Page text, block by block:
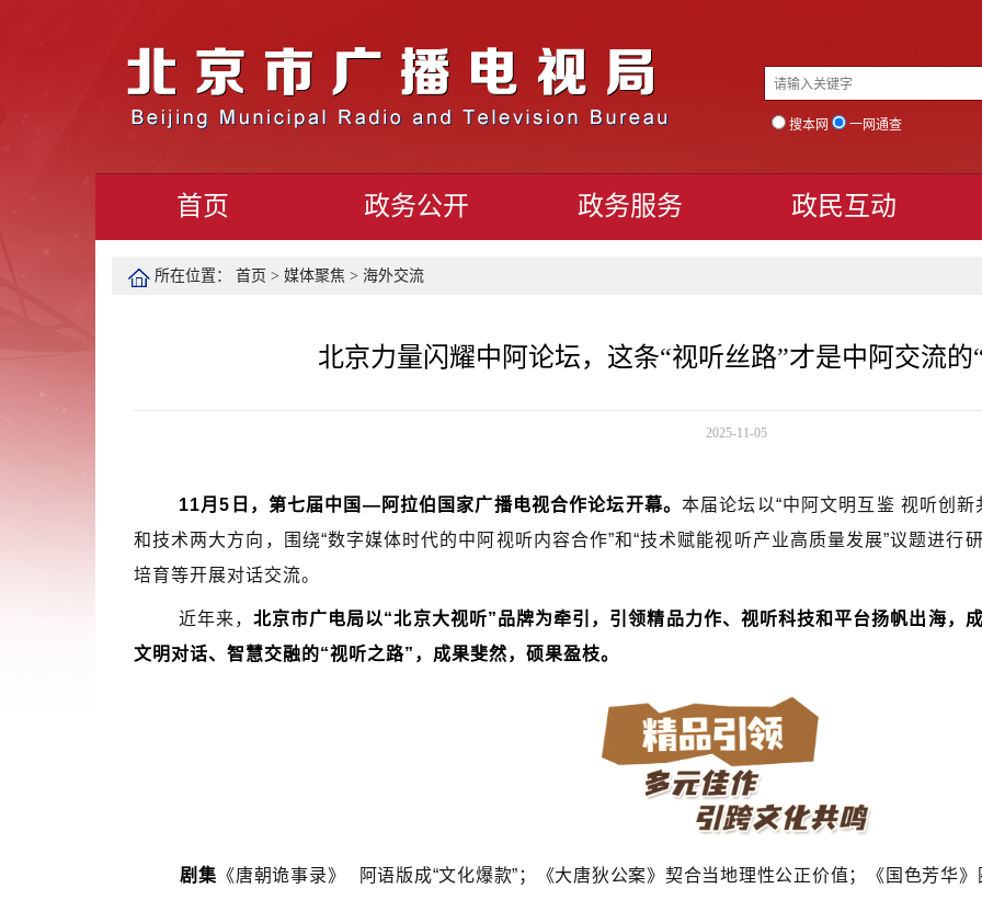
搜本网 一网通查
首页 政务公开 政务服务 政民互动
所在位置： 首页 > 媒体聚焦 > 海外交流
北京力量闪耀中阿论坛，这条“视听丝路”才是中阿交流
2025-11-05
11月5日，第七届中国—阿拉伯国家广播电视合作论坛开幕。 本届论坛以“中阿文明互鉴 视听创
和技术两大方向，围绕“数字媒体时代的中阿视听内容合作”和“技术赋能视听产业高质量发展”议题进行
培育等开展对话交流。
近年来， 北京市广电局以“北京大视听”品牌为牵引，引领精品力作、视听科技和平台扬帆出海，
文明对话、智慧交融的“视听之路”，成果斐然，硕果盈枝。
剧集 《唐朝诡事录》 阿语版成“文化爆款”；《大唐狄公案》契合当地理性公正价值；《国色芳华